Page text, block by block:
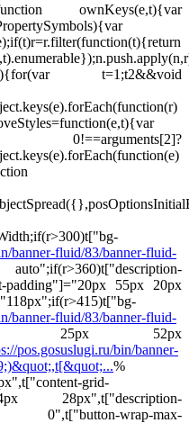
ownKeys(e,t){var
t=1;t2&&void
0!==arguments[2]?
banner-fluid/83/banner-fluid-
auto";if(r>360)t["description-
55px 20px
banner-fluid/83/banner-fluid-
25px 52px
pos.gosuslugi.ru/bin/banner-
%
grid-
28px",t["description-
wrap-max-